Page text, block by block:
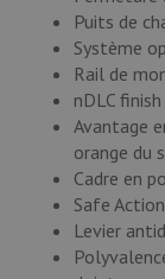
Puits de
Système
Rail de
nDLC finish
Avantage
orange du
Cadre en
Safe
Levier